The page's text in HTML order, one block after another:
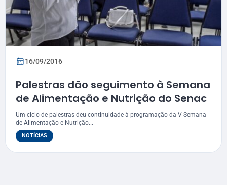
16/09/2016
Palestras dão seguimento à Semana
de Alimentação e Nutrição do Senac
Um ciclo de palestras deu continuidade à programação da V Semana
de Alimentação e Nutrição...
NOTÍCIAS